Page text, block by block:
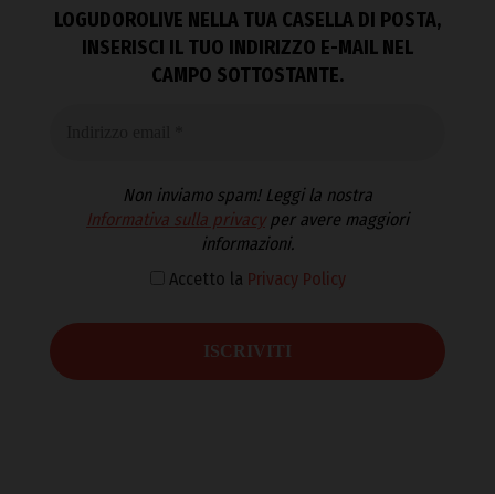
LOGUDOROLIVE NELLA TUA CASELLA DI POSTA,
INSERISCI IL TUO INDIRIZZO E-MAIL NEL
CAMPO SOTTOSTANTE.
Non inviamo spam! Leggi la nostra
Informativa sulla privacyper avere maggiori
informazioni.
Accetto la Privacy Policy